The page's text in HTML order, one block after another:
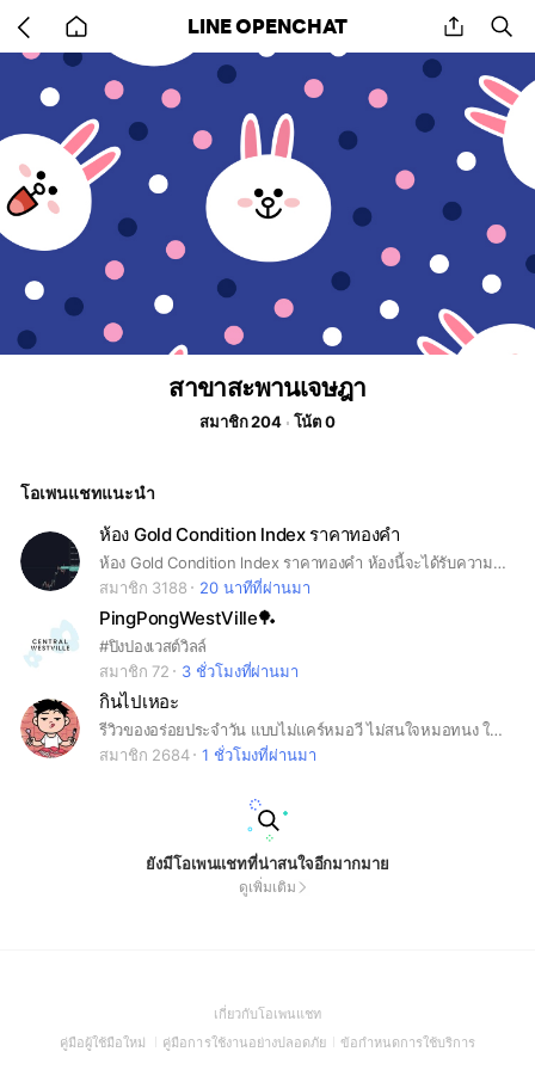
back
to
home
LINE OPENCHAT share
สาขาสะพานเจษฎา
สมาชิก 204 โน้ต 0
โอเพนแชทแนะนำ
ห้อง Gold Condition lndex ราคาทองคำ
ห้อง Gold Condition lndex ราคาทองคำ ห้องนี้จะได้รับความรู้รวมทั้งแนวทิศทางของราคาทองคำในความสัมพันธ์ต่างๆที่จะให้ทราบว่าราคาทองคำกำลังเคลื่อนไหวในทิศทางสภาวะไหนซึ่งเป็นมุมมองที่ยังไม่เคยมีที่ใดมาก่อน
สมาชิก 3188
20 นาทีที่ผ่านมา
PingPongWestVille🏓
#ปิงปองเวสต์วิลล์
สมาชิก 72
3 ชั่วโมงที่ผ่านมา
กินไปเหอะ
รีวิวของอร่อยประจำวัน แบบไม่แคร์หมอวี ไม่สนใจหมอทนง ใครมีของอร่อยๆ อยากบอกต่อก็แนะนำมาได้เลย 1. ขนม ของกินทั่วไปในเซเว่น โลตัส แมคโคร บิ๊กซี villa market 2. ร้านอาหารเด็ด ร้าน หรือยังไม่ดังแต่อยากให้ดัง ก็บอกต่อได้ อยากให้แชทกลุ่มนี้เป็นที่บอกต่อของอร่อยที่อัพเดตแบบเรียลไทม์ที่สุดในไทยเลย! #กินไปเหอะ #ของดีกินไปเหอะ #อร่อยบอกต่อ
สมาชิก 2684
1 ชั่วโมงที่ผ่านมา
ยังมีโอเพนแชทที่น่าสนใจอีกมากมาย
ดูเพิ่มเติม
เกี่ยวกับโอเพนแชท(Open
in
คู่มือผู้ใช้มือใหม่
(Open
คู่มือการใช้งานอย่างปลอดภัย(Open
ข้อกำหนดการใช้บริการ(Open